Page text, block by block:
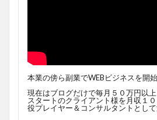
本業の傍ら副業でWEBビジネスを開始
現在はブログだけで毎月５０万円以
スタートのクライアント様を月収１
役プレイヤー＆コンサルタントとして